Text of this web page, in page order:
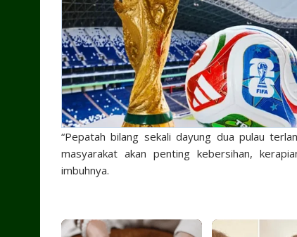
“Pepatah bilang sekali dayung dua pulau
masyarakat akan penting kebersihan,
imbuhnya.